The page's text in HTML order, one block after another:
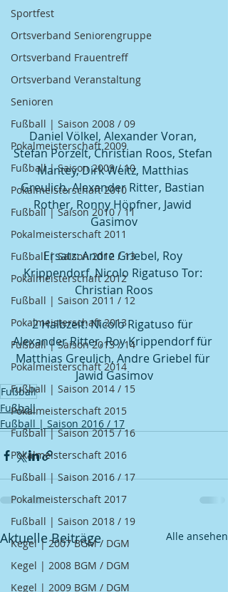
Sportfest
Ortsverband Seniorengruppe
Ortsverband Frauentreff
Ortsverband Veranstaltung
Senioren
Fußball | Saison 2008 / 09
Pokalmeisterschaft 2009
Fußball | Saison 2009 / 10
Pokalmeisterschaft 2010
Fußball | Saison 2010 / 11
Pokalmeisterschaft 2011
Fußball | Saison 2012 / 13
Pokalmeisterschaft 2012
Fußball | Saison 2011 / 12
Pokalmeisterschaft 2013
Fußball | Saison 2013 / 14
Pokalmeisterschaft 2014
Fußball | Saison 2014 / 15
Pokalmeisterschaft 2015
Fußball | Saison 2015 / 16
Pokalmeisterschaft 2016
Fußball | Saison 2016 / 17
Pokalmeisterschaft 2017
Fußball | Saison 2018 / 19
Kegel | 2007 BGM / DGM
Kegel | 2008 BGM / DGM
Kegel | 2009 BGM / DGM
Daniel Völkel, Alexander Voran,
Stefan Porzelt, Christian Roos, Stefan
Mantey, Dirk Weitz, Matthias
Greulich, Alexander Ritter, Bastian
Rother, Ronny Höpfner, Jawid
Gasimov
Ersatz: Andre Griebel, Roy
Krippendorf, Nicolo Rigatuso Tor:
Christian Roos
2 Halbzeit: Nicolo Rigatuso für
Alexander Ritter, Roy Krippendorf für
Matthias Greulich, Andre Griebel für
Jawid Gasimov
Fußball
Fußball
Fußball | Saison 2016 / 17
Aktuelle Beiträge Alle ansehen